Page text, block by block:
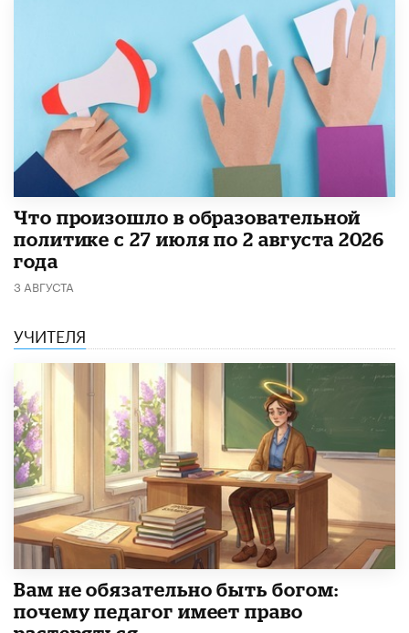
​Что произошло в образовательной
политике с 27 июля по 2 августа 2026
года
3 АВГУСТА
УЧИТЕЛЯ
​Вам не обязательно быть богом:
почему педагог имеет право